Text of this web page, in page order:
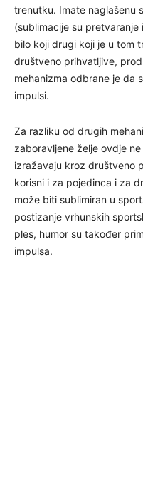
trenutku. Imate naglašenu
(sublimacije su
bilo koji drugi koji je u tom
društveno prihvatljive,
mehanizma odbrane je da
impulsi.
Za razliku od drugih
zaboravljene želje ovdje
izražavaju kroz društveno
korisni i za pojedinca i za
može biti sublimiran u
postizanje vrhunskih
ples, humor su također
impulsa.